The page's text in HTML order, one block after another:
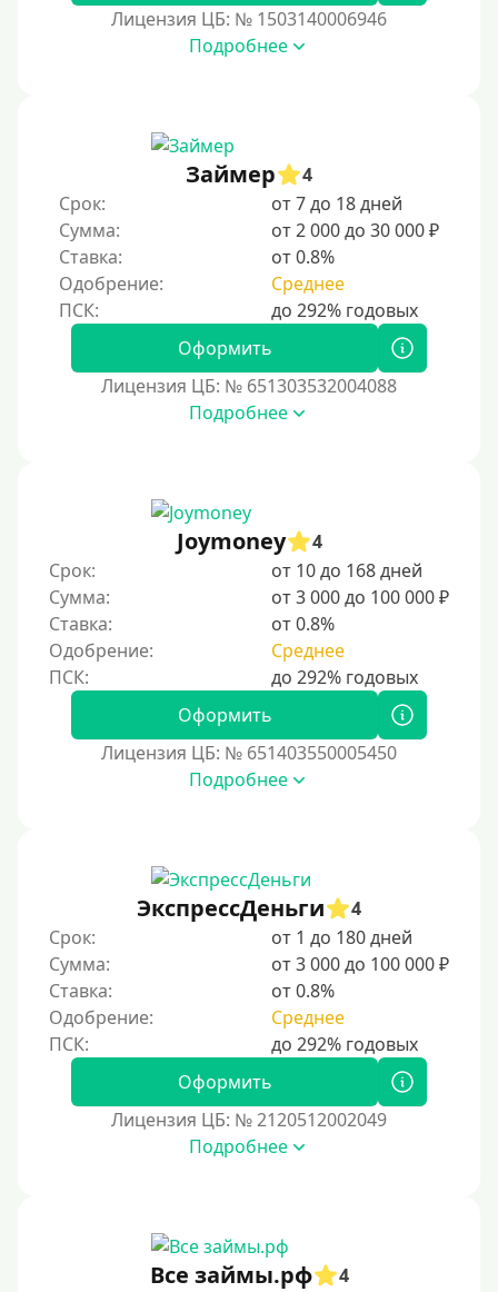
По водительскому удостоверению
Без СНИЛСа
По паспорту
Без паспорта
По фото
Без подтверждения дохода
Без справок и поручителей
Под 1 %
С пролонгацией (продлением)
Под высокий процент
Без комиссии
В рассрочку
С ежемесячным платежом
Первый кредит без переплаты
Без процентов на 30 дней
Под 0 %
Условия
С опцией досрочного погашения
Без страховок и комиссий
Со страховкой
Лицензия ЦБ: № 1503140006946
Подробнее
Займер
4
Срок:
от 7 до 18 дней
Сумма:
от 2 000 до 30 000 ₽
Ставка:
от 0.8%
Одобрение:
Среднее
Оформить
Лицензия ЦБ: № 651303532004088
Подробнее
Joymoney
4
Срок:
от 10 до 168 дней
Сумма:
от 3 000 до 100 000 ₽
Ставка:
от 0.8%
Одобрение:
Среднее
Оформить
Лицензия ЦБ: № 651403550005450
Подробнее
ЭкспрессДеньги
4
Срок:
от 1 до 180 дней
Сумма:
от 3 000 до 100 000 ₽
Ставка:
от 0.8%
Одобрение:
Среднее
Оформить
Лицензия ЦБ: № 2120512002049
Подробнее
Все займы.рф 4